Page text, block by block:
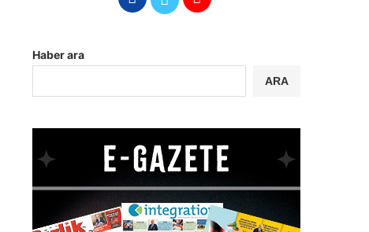
Haber ara
ARA